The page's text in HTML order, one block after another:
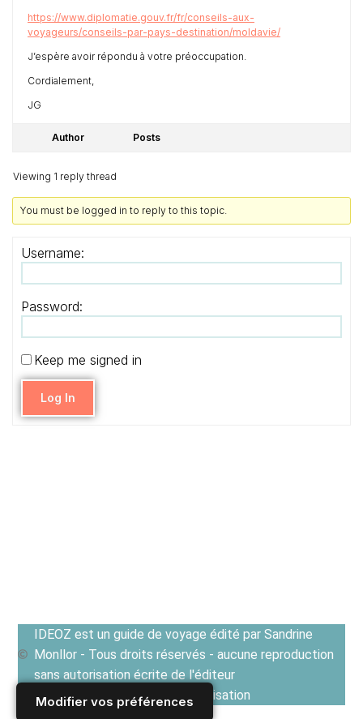
Modifier vos préférences
https://www.diplomatie.gouv.fr/fr/conseils-aux-
voyageurs/conseils-par-pays-destination/moldavie/
J’espère avoir répondu à votre préoccupation.
Cordialement,
JG
Author Posts
Viewing 1 reply thread
You must be logged in to reply to this topic.
Username:
Password:
Keep me signed in
Log In
IDEOZ est un guide de voyage édité par Sandrine
Monllor - Tous droits réservés - aucune reproduction
sans autorisation écrite de l'éditeur
Voir les Conditions générales d'utilisation